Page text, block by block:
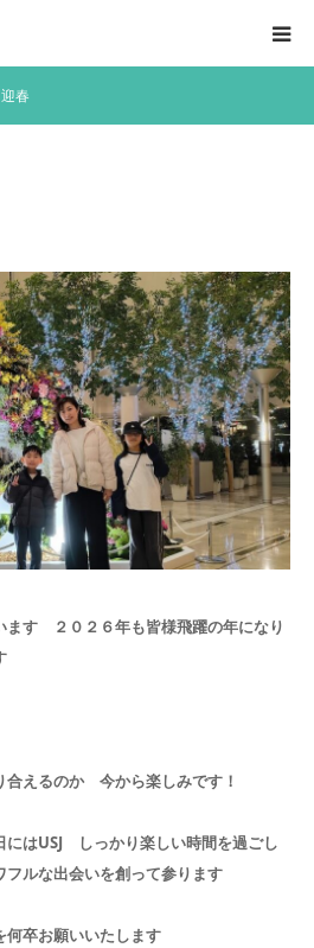
迎春
ます ２０２６年も皆様飛躍の年になり
合えるのか 今から楽しみです！
はUSJ しっかり楽しい時間を過ごし
ルな出会いを創って参ります
何卒お願いいたします